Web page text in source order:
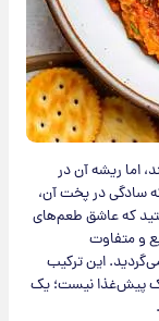
اما ریشه آن در
سادگی در پخت آن،
که عاشق طعم‌های
و متفاوت
این ترکیب
پیش‌غذا نیست؛ یک